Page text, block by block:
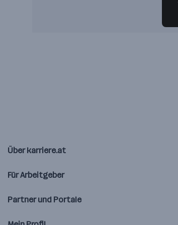
Über karriere.at
Für Arbeitgeber
Partner und Portale